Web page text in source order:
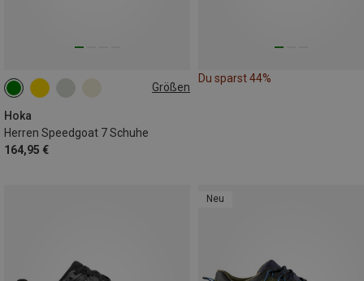
Größen
Hoka
Herren Speedgoat 7 Schuhe
164,95 €
Du sparst 44%
Neu